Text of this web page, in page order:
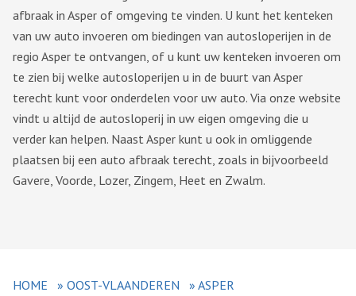
afbraak in Asper of omgeving te vinden. U kunt het kenteken
van uw auto invoeren om biedingen van autosloperijen in de
regio Asper te ontvangen, of u kunt uw kenteken invoeren om
te zien bij welke autosloperijen u in de buurt van Asper
terecht kunt voor onderdelen voor uw auto. Via onze website
vindt u altijd de autosloperij in uw eigen omgeving die u
verder kan helpen. Naast Asper kunt u ook in omliggende
plaatsen bij een auto afbraak terecht, zoals in bijvoorbeeld
Gavere, Voorde, Lozer, Zingem, Heet en Zwalm.
HOME » OOST-VLAANDEREN » ASPER